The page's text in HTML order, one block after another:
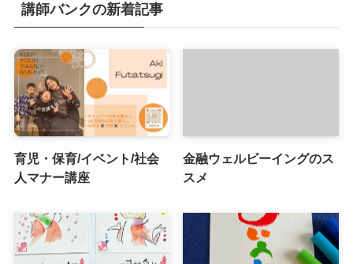
講師バンクの新着記事
育児・保育/イベント/社会
人マナー講座
金融ウェルビーイングのス
スメ